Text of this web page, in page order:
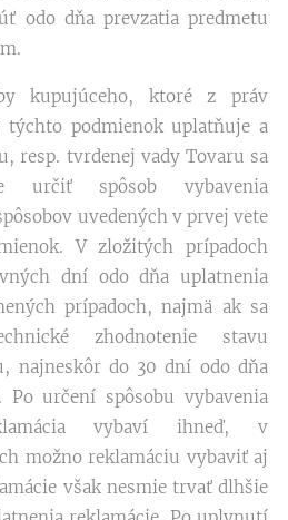
odo dňa prevzatia predmetu
kupujúceho, ktoré z práv
týchto podmienok uplatňuje a
resp. tvrdenej vady Tovaru sa
určiť spôsob vybavenia
uvedených v prvej vete
V zložitých prípadoch
dní odo dňa uplatnenia
prípadoch, najmä ak sa
zhodnotenie stavu
najneskôr do 30 dní odo dňa
Po určení spôsobu vybavenia
vybaví ihneď, v
možno reklamáciu vybaviť aj
však nesmie trvať dlhšie